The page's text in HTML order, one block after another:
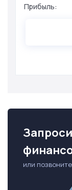
Прибыль:
или